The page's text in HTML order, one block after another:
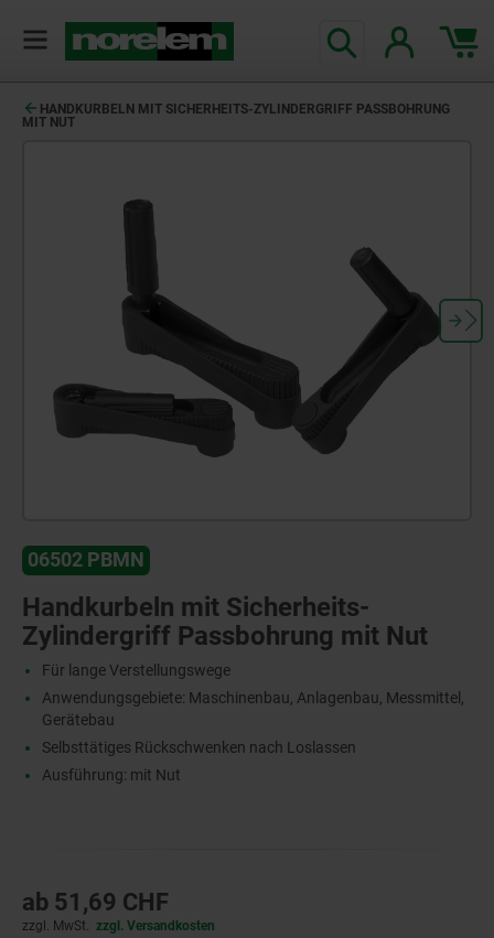
HANDKURBELN MIT SICHERHEITS-ZYLINDERGRIFF PASSBOHRUNG
MIT NUT
06502 PBMN
Handkurbeln mit Sicherheits-
Zylindergriff Passbohrung mit Nut
Für lange Verstellungswege
Anwendungsgebiete: Maschinenbau, Anlagenbau, Messmittel,
Gerätebau
Selbsttätiges Rückschwenken nach Loslassen
Ausführung: mit Nut
ab 51,69 CHF
zzgl. MwSt. zzgl. Versandkosten